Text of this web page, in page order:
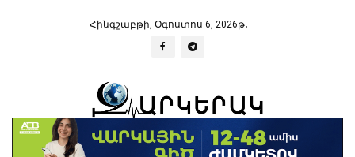
Հինգշաբթի, Օգոստոս 6, 2026թ․